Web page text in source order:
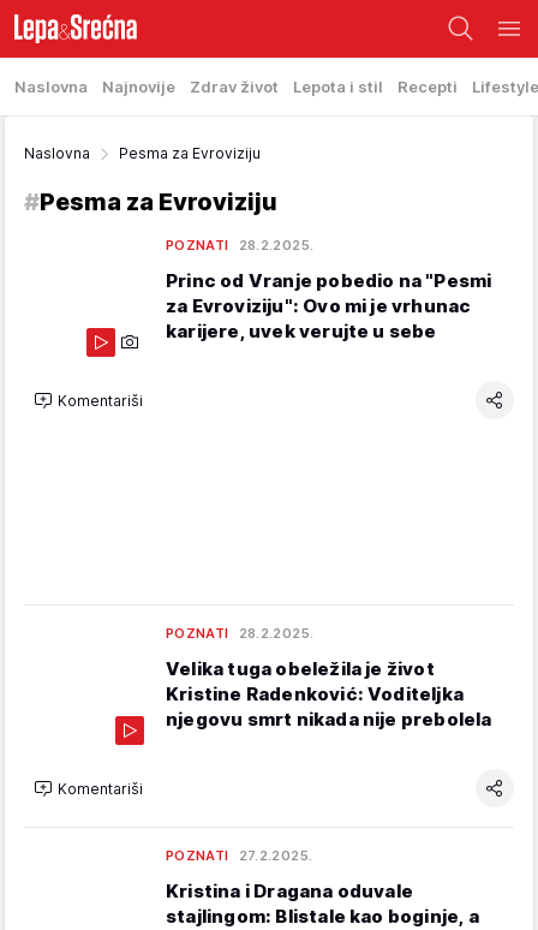
Naslovna Najnovije Zdrav život Lepota i stil Recepti Lifestyle
Naslovna Pesma za Evroviziju
#Pesma za Evroviziju
POZNATI 28.2.2025.
Princ od Vranje pobedio na "Pesmi
za Evroviziju": Ovo mi je vrhunac
karijere, uvek verujte u sebe
Komentariši
POZNATI 28.2.2025.
Velika tuga obeležila je život
Kristine Radenković: Voditeljka
njegovu smrt nikada nije prebolela
Komentariši
POZNATI 27.2.2025.
Kristina i Dragana oduvale
stajlingom: Blistale kao boginje, a